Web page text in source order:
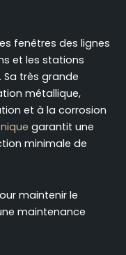
fenêtres des lignes
et les stations
très grande
métallique,
et à la corrosion
garantit une
minimale de
maintenir le
maintenance